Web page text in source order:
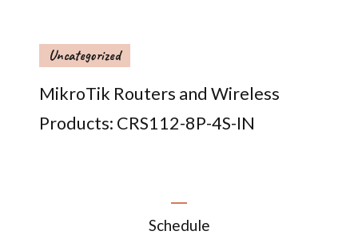
Uncategorized
MikroTik Routers and Wireless
Products: CRS112-8P-4S-IN
Schedule